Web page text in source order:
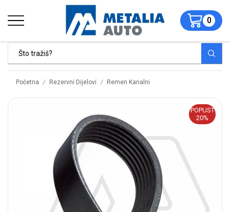
0
Početna / Rezervni Dijelovi / Remen Kanalni
POPUST
20%